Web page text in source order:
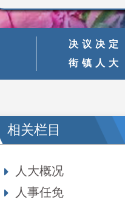
决议决定
街镇人大
相关栏目
人大概况
人事任免